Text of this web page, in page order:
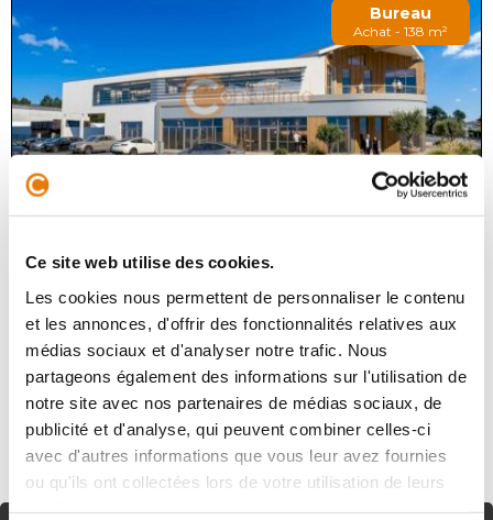
Ce site web utilise des cookies.
Les cookies nous permettent de personnaliser le contenu
et les annonces, d'offrir des fonctionnalités relatives aux
médias sociaux et d'analyser notre trafic. Nous
partageons également des informations sur l'utilisation de
notre site avec nos partenaires de médias sociaux, de
publicité et d'analyse, qui peuvent combiner celles-ci
avec d'autres informations que vous leur avez fournies
ou qu'ils ont collectées lors de votre utilisation de leurs
Bureau
Achat - 138 m²
Sur la commune de Saint Aubin de Médoc, disposant
d'une excellente visibilité sur un rond point très
fréquenté au sein du quartier Picot limitrophe à Saint
Médard en Jalles, Consul...